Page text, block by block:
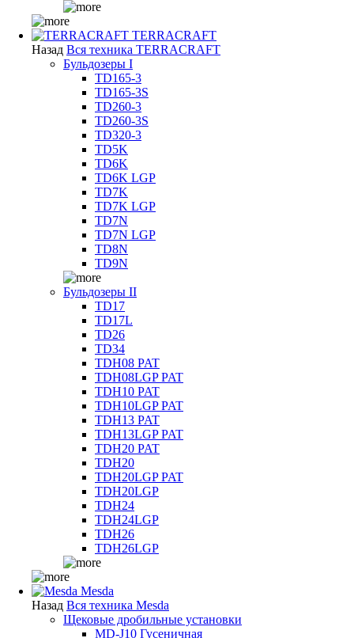
TERRACRAFT
Назад Вся техника TERRACRAFT
Бульдозеры I
TD165-3
TD165-3S
TD260-3
TD260-3S
TD320-3
TD5K
TD6K
TD6K LGP
TD7K
TD7K LGP
TD7N
TD7N LGP
TD8N
TD9N
Бульдозеры II
TD17
TD17L
TD26
TD34
TDH08 PAT
TDH08LGP PAT
TDH10 PAT
TDH10LGP PAT
TDH13 PAT
TDH13LGP PAT
TDH20 PAT
TDH20
TDH20LGP PAT
TDH20LGP
TDH24
TDH24LGP
TDH26
TDH26LGP
Mesda
Назад Вся техника Mesda
Щековые дробильные установки
MD-J10 Гусеничная